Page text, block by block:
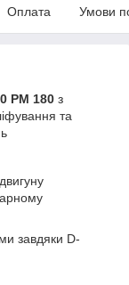
Оплата Умови
PM 180 з
та
завдяки D-